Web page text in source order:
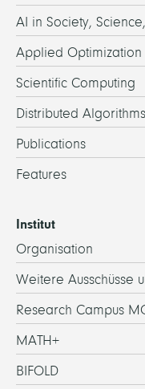
AI in Society,
Applied Optimization
Scientific Computing
Distributed
Publications
Features
Institut
Organisation
Weitere Ausschüsse
Research Campus
MATH+
BIFOLD